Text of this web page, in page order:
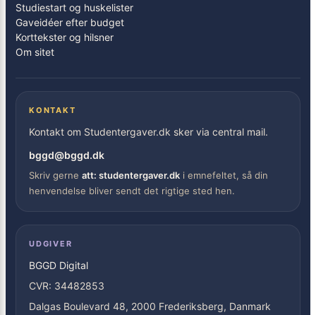
Studiestart og huskelister
Gaveidéer efter budget
Korttekster og hilsner
Om sitet
KONTAKT
Kontakt om Studentergaver.dk sker via central mail.
bggd@bggd.dk
Skriv gerne att: studentergaver.dk i emnefeltet, så din
henvendelse bliver sendt det rigtige sted hen.
UDGIVER
BGGD Digital
CVR: 34482853
Dalgas Boulevard 48, 2000 Frederiksberg, Danmark